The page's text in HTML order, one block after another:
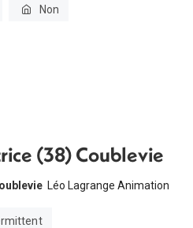
Non
(38) Coublevie
Léo Lagrange Animation